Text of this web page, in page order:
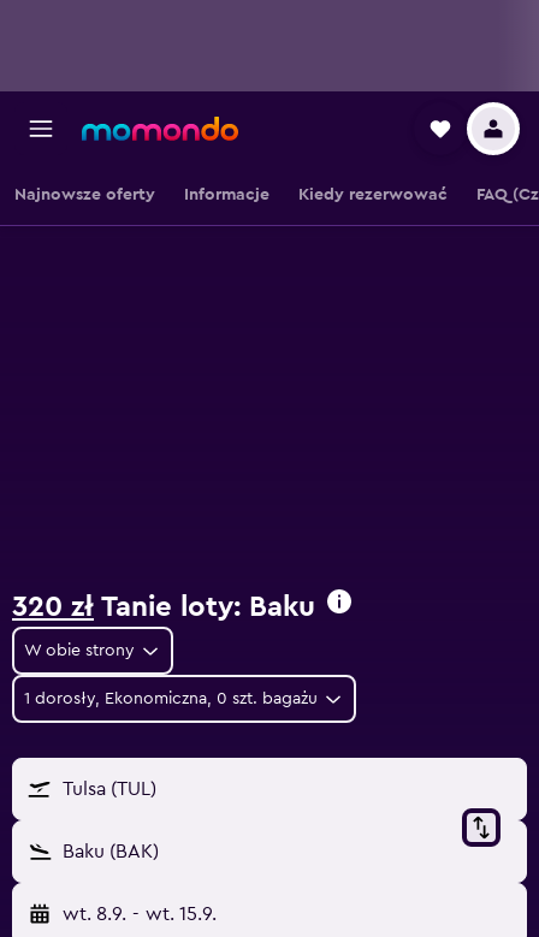
Najnowsze oferty Informacje Kiedy rezerwować FAQ
320 zł Tanie loty: Baku
W obie strony
1 dorosły, Ekonomiczna, 0 szt. bagażu
Tulsa (TUL)
Baku (BAK)
wt. 8.9. - wt. 15.9.